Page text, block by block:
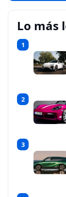
Lo más
1
2
3